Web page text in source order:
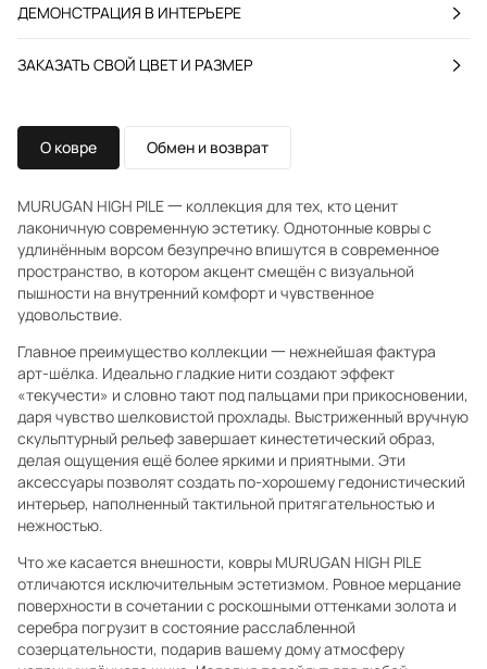
ДЕМОНСТРАЦИЯ В ИНТЕРЬЕРЕ
ЗАКАЗАТЬ СВОЙ ЦВЕТ И РАЗМЕР
О ковре Обмен и возврат
MURUGAN HIGH PILE 一 коллекция для тех, кто ценит
лаконичную современную эстетику. Однотонные ковры с
удлинённым ворсом безупречно впишутся в современное
пространство, в котором акцент смещён с визуальной
пышности на внутренний комфорт и чувственное
удовольствие.
Главное преимущество коллекции 一 нежнейшая фактура
арт-шёлка. Идеально гладкие нити создают эффект
«текучести» и словно тают под пальцами при прикосновении,
даря чувство шелковистой прохлады. Выстриженный вручную
скульптурный рельеф завершает кинестетический образ,
делая ощущения ещё более яркими и приятными. Эти
аксессуары позволят создать по-хорошему гедонистический
интерьер, наполненный тактильной притягательностью и
нежностью.
Что же касается внешности, ковры MURUGAN HIGH PILE
отличаются исключительным эстетизмом. Ровное мерцание
поверхности в сочетании с роскошными оттенками золота и
серебра погрузит в состояние расслабленной
созерцательности, подарив вашему дому атмосферу